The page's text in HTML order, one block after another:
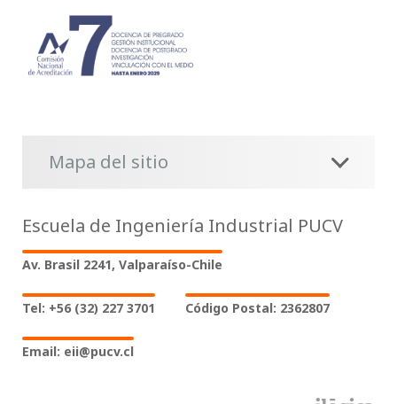
Mapa del sitio
Escuela de Ingeniería Industrial PUCV
Av. Brasil 2241, Valparaíso-Chile
Tel: +56 (32) 227 3701 Código Postal: 2362807
Email: eii@pucv.cl